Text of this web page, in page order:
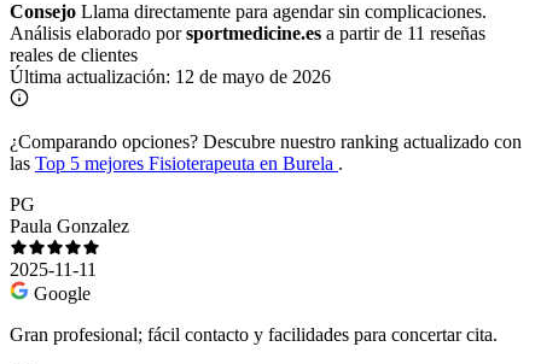
Consejo Llama directamente para agendar sin complicaciones.
Análisis elaborado porsportmedicine.es a partir de 11 reseñas
reales de clientes
Última actualización: 12 de mayo de 2026
¿Comparando opciones? Descubre nuestro ranking actualizado con
las Top 5 mejores Fisioterapeuta en Burela .
PG
Paula Gonzalez
2025-11-11
Google
Gran profesional; fácil contacto y facilidades para concertar cita.